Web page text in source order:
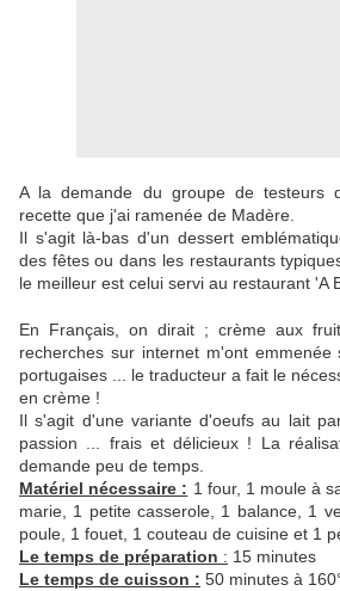
A la demande du groupe de testeurs
recette que j'ai ramenée de Madère.
Il s'agit là-bas d'un dessert
des fêtes ou dans les restaurants
le meilleur est celui servi au restaurant 'A
En Français, on dirait ; crème aux
recherches sur internet m'ont
portugaises ... le traducteur a fait le
en crème !
Il s'agit d'une variante d'oeufs au lait
passion ... frais et délicieux ! La
demande peu de temps.
Matériel nécessaire : 1 four, 1 moule à
marie, 1 petite casserole, 1 balance, 1
poule, 1 fouet, 1 couteau de cuisine et 1
Le temps de préparation : 15 minutes
Le temps de cuisson : 50 minutes à